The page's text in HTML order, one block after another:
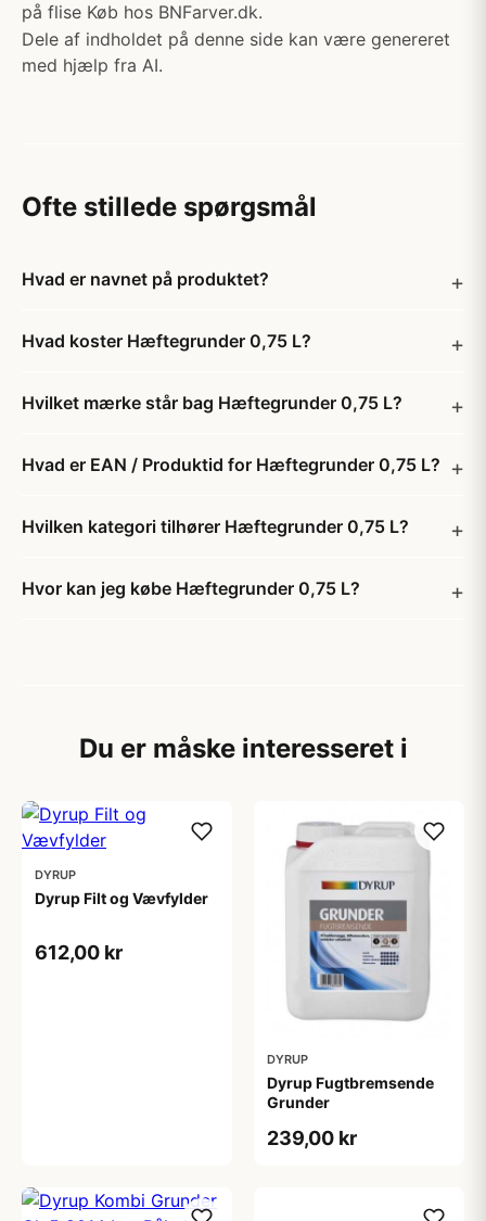
på flise Køb hos BNFarver.dk.
Dele af indholdet på denne side kan være genereret
med hjælp fra AI.
Ofte stillede spørgsmål
Hvad er navnet på produktet?
Hvad koster Hæftegrunder 0,75 L?
Hvilket mærke står bag Hæftegrunder 0,75 L?
Hvad er EAN / Produktid for Hæftegrunder 0,75 L?
Hvilken kategori tilhører Hæftegrunder 0,75 L?
Hvor kan jeg købe Hæftegrunder 0,75 L?
Du er måske interesseret i
DYRUP
Dyrup Filt og Vævfylder
612,00 kr
DYRUP
Dyrup Fugtbremsende
Grunder
239,00 kr